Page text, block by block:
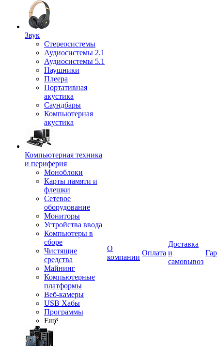
Звук
Стереосистемы
Аудиосистемы 2.1
Аудиосистемы 5.1
Наушники
Плеера
Портативная
акустика
Саундбары
Компьютерная
акустика
Компьютерная техника
и периферия
Моноблоки
Карты памяти и
флешки
Сетевое
оборудование
Мониторы
Устройства ввода
Компьютеры в
сборе
Чистящие
средства
Майнинг
Компьютерные
платформы
Веб-камеры
USB Хабы
Программы
Ещё
О
компании
Оплата
Доставка
и
самовывоз